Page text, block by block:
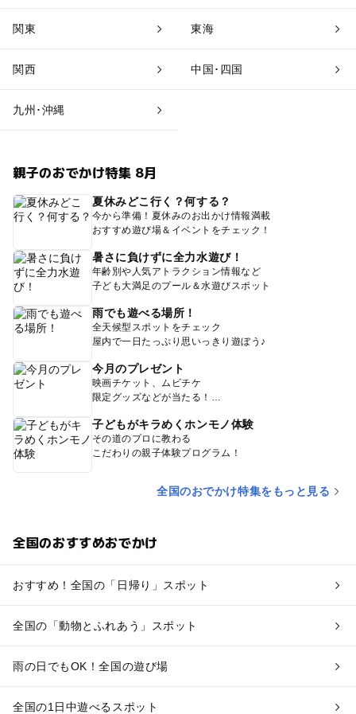
関東 東海
関西 中国･四国
九州･沖縄
親子のおでかけ特集 8月
夏休みどこ行く？何する？
今から準備！夏休みのお出かけ情報満載
おすすめ遊び場＆イベントをチェック！
暑さに負けずに全力水遊び！
年齢別や人気アトラクション情報など
子ども大満足のプール＆水遊びスポット
雨でも遊べる場所！
全天候型スポットをチェック
屋内で一日たっぷり思いっきり遊ぼう♪
今月のプレゼント
映画チケット、ムビチケ
限定グッズなどが当たる！
子どもがキラめくホンモノ体験
その道のプロに教わる
こだわりの親子体験プログラム！
全国のおでかけ特集をもっと見る
全国のおすすめおでかけ
おすすめ！全国の「日帰り」スポット
全国の「動物とふれあう」スポット
雨の日でもOK！全国の遊び場
全国の1日中遊べるスポット